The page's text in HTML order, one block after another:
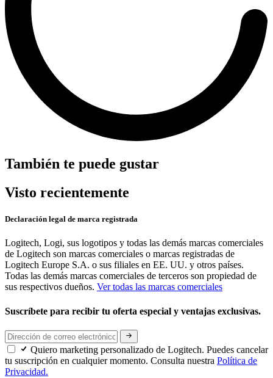
También te puede gustar
Visto recientemente
Declaración legal de marca registrada
Logitech, Logi, sus logotipos y todas las demás marcas comerciales
de Logitech son marcas comerciales o marcas registradas de
Logitech Europe S.A. o sus filiales en EE. UU. y otros países.
Todas las demás marcas comerciales de terceros son propiedad de
sus respectivos dueños. Ver todas las marcas comerciales
Suscríbete para recibir tu oferta especial y ventajas exclusivas.
Quiero marketing personalizado de Logitech. Puedes cancelar
tu suscripción en cualquier momento. Consulta nuestra Política de
Privacidad.